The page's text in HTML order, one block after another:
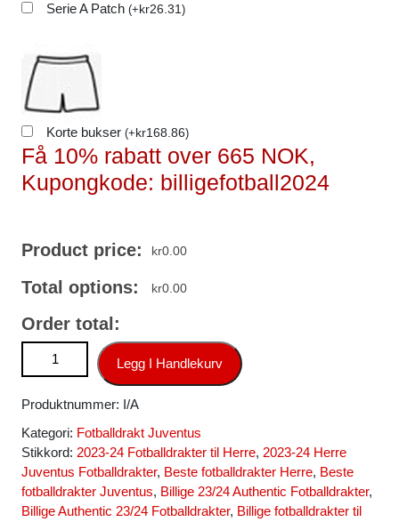
Serie A Patch (+kr26.31 )
Korte bukser (+kr168.86)
Få 10% rabatt over 665 NOK,
Kupongkode: billigefotball2024
Product price: kr0.00
Total options: kr0.00
Order total:
Juventus Fotballdrakt Herre Paul Pogba #10 Bortedrakt
2023-24 Kortermet antallLegg I Handlekurv
Produktnummer: I/A
Kategori: Fotballdrakt Juventus
Stikkord: 2023-24 Fotballdrakter til Herre, 2023-24 Herre
Juventus Fotballdrakter, Beste fotballdrakter Herre, Beste
fotballdrakter Juventus, Billige 23/24 Authentic Fotballdrakter,
Billige Authentic 23/24 Fotballdrakter, Billige fotballdrakter til